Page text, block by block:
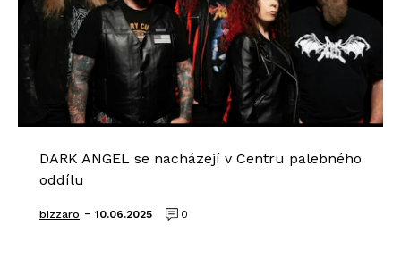
DARK ANGEL se nacházejí v Centru palebného
oddílu
bizzaro - 10.06.2025 0